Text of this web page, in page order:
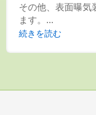
その他、表面曝気
ます。...
続きを読む